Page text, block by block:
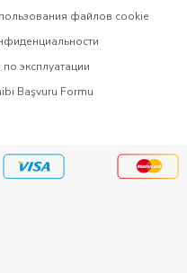
файлов cookie
эксплуатации
Başvuru Formu